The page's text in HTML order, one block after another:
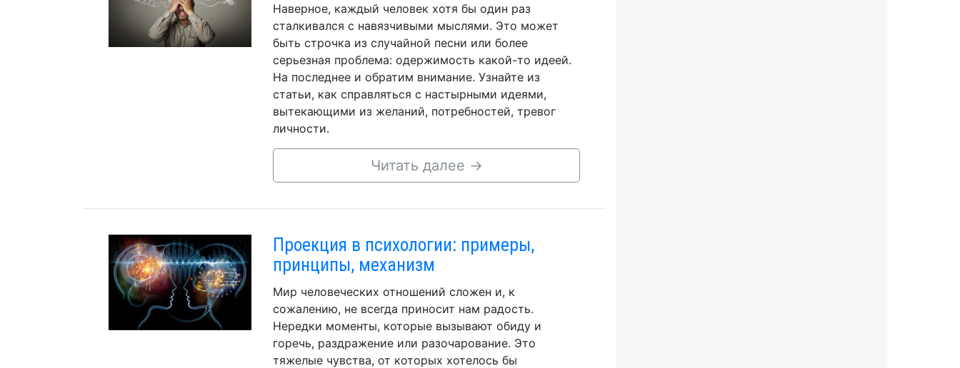
Наверное, каждый человек хотя бы один раз
сталкивался с навязчивыми мыслями. Это может
быть строчка из случайной песни или более
серьезная проблема: одержимость какой-то идеей.
На последнее и обратим внимание. Узнайте из
статьи, как справляться с настырными идеями,
вытекающими из желаний, потребностей, тревог
личности.
Читать далее →
Проекция в психологии: примеры,
принципы, механизм
Мир человеческих отношений сложен и, к
сожалению, не всегда приносит нам радость.
Нередки моменты, которые вызывают обиду и
горечь, раздражение или разочарование. Это
тяжелые чувства, от которых хотелось бы